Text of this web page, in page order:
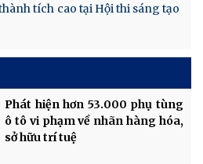
tích cao tại Hội thi sáng tạo
Phát hiện hơn 53.000 phụ tùng
ô tô vi phạm về nhãn hàng hóa,
sở hữu trí tuệ